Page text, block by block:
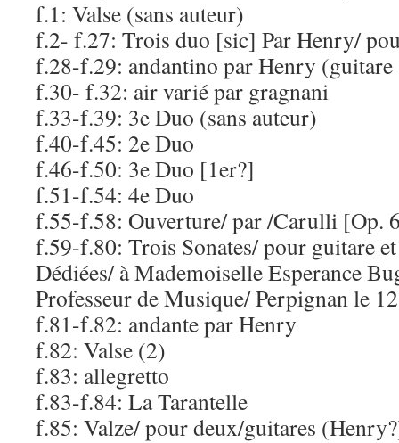
f.1: Valse (sans auteur)
f.2- f.27: Trois duo [sic] Par Henry/
f.28-f.29: andantino par Henry (guitare
f.30- f.32: air varié par gragnani
f.33-f.39: 3e Duo (sans auteur)
f.40-f.45: 2e Duo
f.46-f.50: 3e Duo [1er?]
f.51-f.54: 4e Duo
f.55-f.58: Ouverture/ par /Carulli [Op.
f.59-f.80: Trois Sonates/ pour guitare
Dédiées/ à Mademoiselle Esperance
Professeur de Musique/ Perpignan le
f.81-f.82: andante par Henry
f.82: Valse (2)
f.83: allegretto
f.83-f.84: La Tarantelle
f.85: Valze/ pour deux/guitares